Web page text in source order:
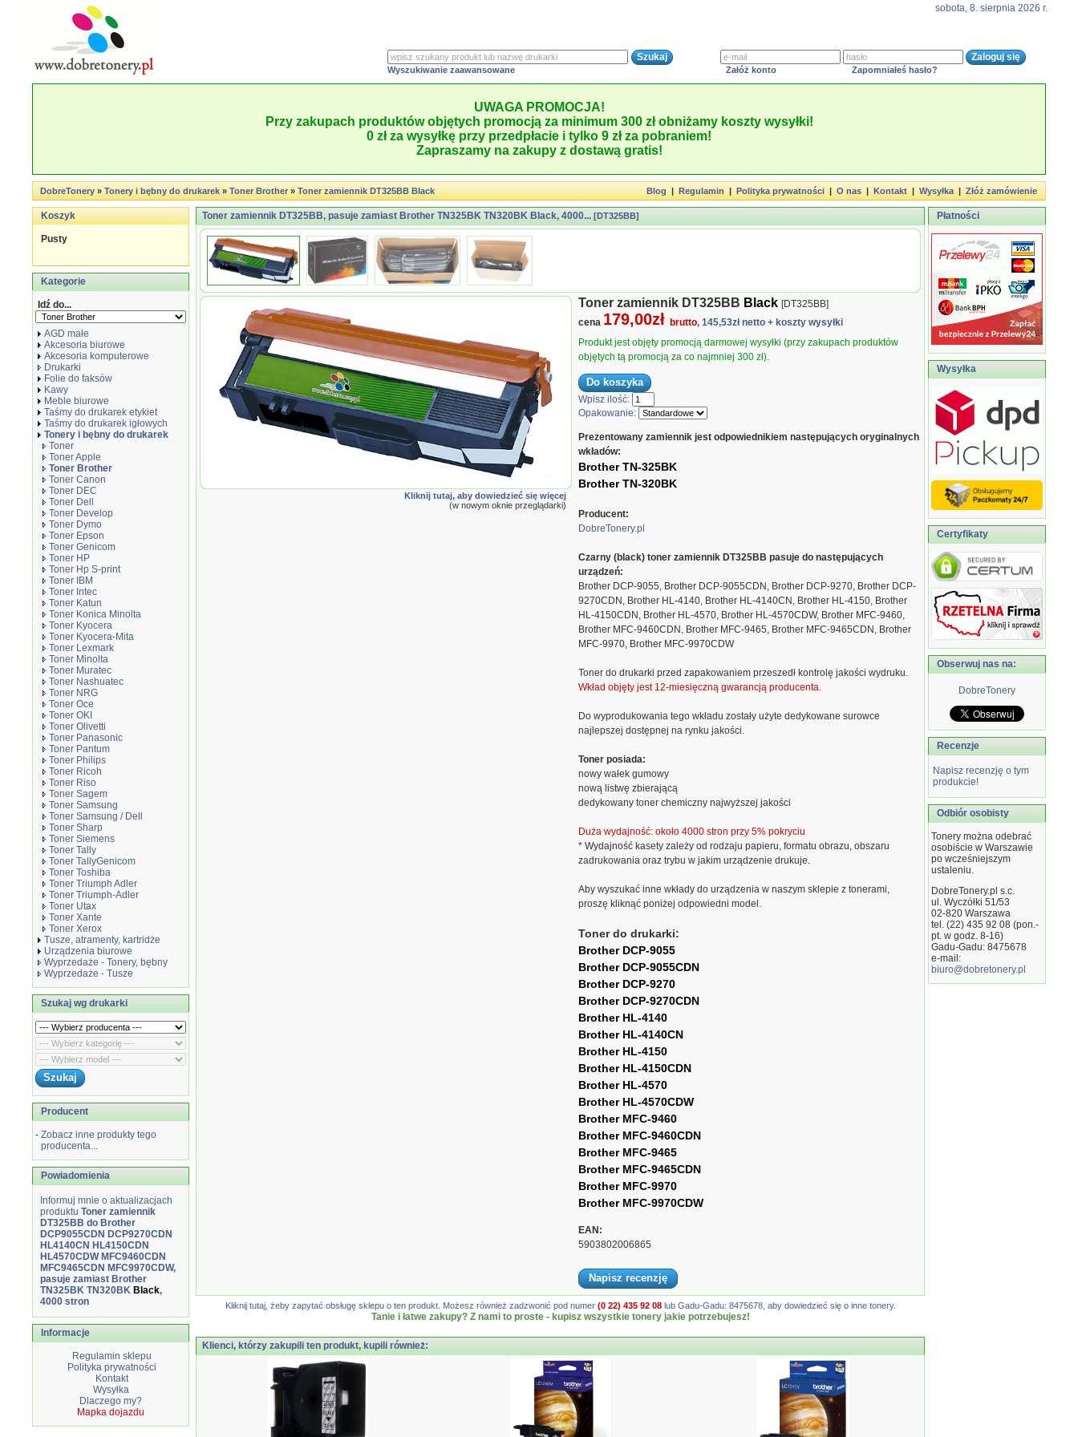
sobota, 8. sierpnia 2026 r.
Wyszukiwanie zaawansowane Załóż konto Zapomniałeś hasło?
UWAGA PROMOCJA!
Przy zakupach produktów objętych promocją za minimum 300 zł obniżamy koszty wysyłki!
0 zł za wysyłkę przy przedpłacie i tylko 9 zł za pobraniem!
Zapraszamy na zakupy z dostawą gratis!
DobreTonery»Tonery i bębny do drukarek»Toner Brother»Toner zamiennik DT325BB Black Blog|Regulamin|Polityka prywatności|O nas|Kontakt|Wysyłka|Złóż zamówienie
Koszyk
Pusty
Kategorie
Idź do...
AGD małe
Akcesoria biurowe
Akcesoria komputerowe
Drukarki
Folie do faksów
Kawy
Meble biurowe
Taśmy do drukarek etykiet
Taśmy do drukarek igłowych
Tonery i bębny do drukarek
Toner
Toner Apple
Toner Brother
Toner Canon
Toner DEC
Toner Dell
Toner Develop
Toner Dymo
Toner Epson
Toner Genicom
Toner HP
Toner Hp S-print
Toner IBM
Toner Intec
Toner Katun
Toner Konica Minolta
Toner Kyocera
Toner Kyocera-Mita
Toner Lexmark
Toner Minolta
Toner Muratec
Toner Nashuatec
Toner NRG
Toner Oce
Toner OKI
Toner Olivetti
Toner Panasonic
Toner Pantum
Toner Philips
Toner Ricoh
Toner Riso
Toner Sagem
Toner Samsung
Toner Samsung / Dell
Toner Sharp
Toner Siemens
Toner Tally
Toner TallyGenicom
Toner Toshiba
Toner Triumph Adler
Toner Triumph-Adler
Toner Utax
Toner Xante
Toner Xerox
Tusze, atramenty, kartridże
Urządzenia biurowe
Wyprzedaże - Tonery, bębny
Wyprzedaże - Tusze
Szukaj wg drukarki
Producent
- Zobacz inne produkty tego
producenta...
Powiadomienia
Informuj mnie o aktualizacjach
produktu Toner zamiennik
DT325BB do Brother
DCP9055CDN DCP9270CDN
HL4140CN HL4150CDN
HL4570CDW MFC9460CDN
MFC9465CDN MFC9970CDW,
pasuje zamiast Brother
TN325BK TN320BK Black,
4000 stron
Informacje
Regulamin sklepu
Polityka prywatności
Kontakt
Wysyłka
Dlaczego my?
Mapka dojazdu
Toner zamiennik DT325BB, pasuje zamiast Brother TN325BK TN320BK Black, 4000... [DT325BB]
Toner zamiennik DT325BB Black
Kliknij tutaj, aby dowiedzieć się więcej
(w nowym oknie przeglądarki)
Toner zamiennik DT325BB Black [DT325BB]
cena 179,00zł brutto, 145,53zł netto + koszty wysyłki
Produkt jest objęty promocją darmowej wysyłki (przy zakupach produktów
objętych tą promocją za co najmniej 300 zł).
Wpisz ilość:
Opakowanie:
Prezentowany zamiennik jest odpowiednikiem następujących oryginalnych
wkładów:
Brother TN-325BK
Brother TN-320BK
Producent:
DobreTonery.pl
Czarny (black) toner zamiennik DT325BB pasuje do następujących
urządzeń:
Brother DCP-9055, Brother DCP-9055CDN, Brother DCP-9270, Brother DCP-
9270CDN, Brother HL-4140, Brother HL-4140CN, Brother HL-4150, Brother
HL-4150CDN, Brother HL-4570, Brother HL-4570CDW, Brother MFC-9460,
Brother MFC-9460CDN, Brother MFC-9465, Brother MFC-9465CDN, Brother
MFC-9970, Brother MFC-9970CDW
Toner do drukarki przed zapakowaniem przeszedł kontrolę jakości wydruku.
Wkład objęty jest 12-miesięczną gwarancją producenta.
Do wyprodukowania tego wkładu zostały użyte dedykowane surowce
najlepszej dostępnej na rynku jakości.
Toner posiada:
nowy wałek gumowy
nową listwę zbierającą
dedykowany toner chemiczny najwyższej jakości
Duża wydajność: około 4000 stron przy 5% pokryciu
* Wydajność kasety zależy od rodzaju papieru, formatu obrazu, obszaru
zadrukowania oraz trybu w jakim urządzenie drukuje.
Aby wyszukać inne wkłady do urządzenia w naszym sklepie z tonerami,
proszę kliknąć poniżej odpowiedni model.
Toner do drukarki:
Brother DCP-9055
Brother DCP-9055CDN
Brother DCP-9270
Brother DCP-9270CDN
Brother HL-4140
Brother HL-4140CN
Brother HL-4150
Brother HL-4150CDN
Brother HL-4570
Brother HL-4570CDW
Brother MFC-9460
Brother MFC-9460CDN
Brother MFC-9465
Brother MFC-9465CDN
Brother MFC-9970
Brother MFC-9970CDW
EAN:
5903802006865
Napisz recenzję
Kliknij tutaj, żeby zapytać obsługę sklepu o ten produkt. Możesz również zadzwonić pod numer (0 22) 435 92 08lub Gadu-Gadu: 8475678, aby dowiedzieć się o inne tonery.
Tanie i łatwe zakupy? Z nami to proste - kupisz wszystkie tonery jakie potrzebujesz!
Klienci, którzy zakupili ten produkt, kupili również:
Płatności
Wysyłka
Certyfikaty
Obserwuj nas na:
DobreTonery
Recenzje
Napisz recenzję o tym
produkcie!
Odbiór osobisty
Tonery można odebrać
osobiście w Warszawie
po wcześniejszym
ustaleniu.
DobreTonery.pl s.c.
ul. Wyczółki 51/53
02-820 Warszawa
tel. (22) 435 92 08 (pon.-
pt. w godz. 8-16)
Gadu-Gadu: 8475678
e-mail:
biuro@dobretonery.pl